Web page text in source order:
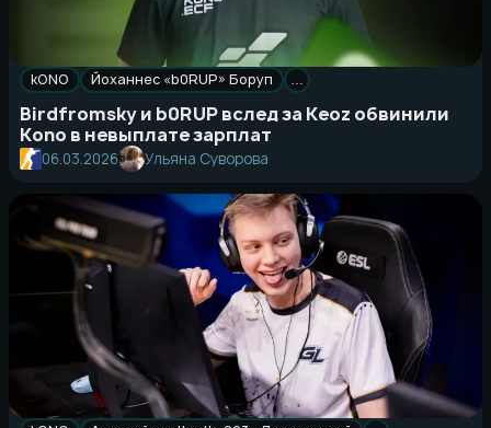
kONO Йоханнес «b0RUP» Боруп …
Birdfromsky и b0RUP вслед за Keoz обвинили
Kono в невыплате зарплат
06.03.2026 Ульяна Суворова